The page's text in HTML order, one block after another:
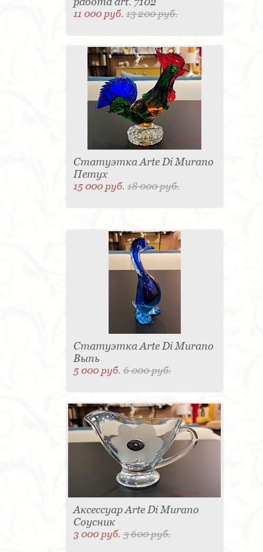
11 000 руб.13 200 руб.
Статуэтка Arte Di Murano
Петух
15 000 руб.18 000 руб.
Статуэтка Arte Di Murano
Выпь
5 000 руб.6 000 руб.
Аксессуар Arte Di Murano
Соусник
3 000 руб.3 600 руб.